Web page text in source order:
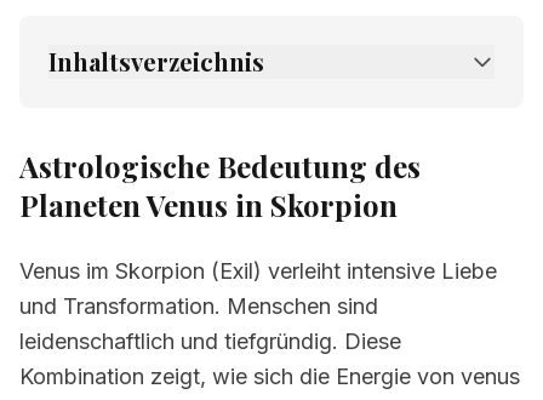
Inhaltsverzeichnis
2. Verwandte Seiten
Astrologische Bedeutung des
Planeten Venus in Skorpion
Venus im Skorpion (Exil) verleiht intensive Liebe
und Transformation. Menschen sind
leidenschaftlich und tiefgründig. Diese
Kombination zeigt, wie sich die Energie von venus